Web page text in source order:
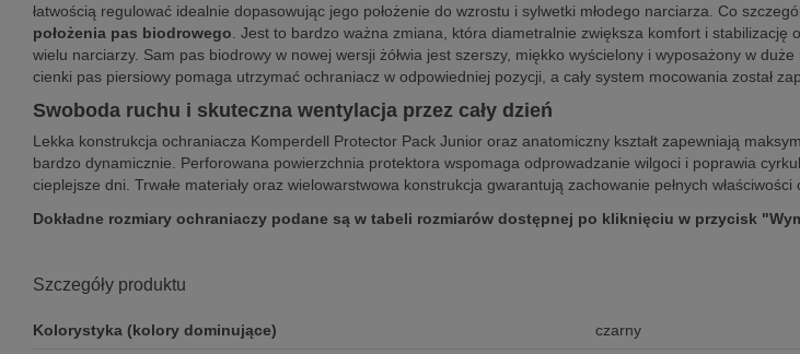
łatwością regulować idealnie dopasowując jego położenie do wzrostu i sylwetki młodego narciarza. Co
położenia pas biodrowego . Jest to bardzo ważna zmiana, która diametralnie zwiększa komfort i
wielu narciarzy. Sam pas biodrowy w nowej wersji żółwia jest szerszy, miękko wyścielony i wyposażony w
cienki pas piersiowy pomaga utrzymać ochraniacz w odpowiedniej pozycji, a cały system mocowania został
Swoboda ruchu i skuteczna wentylacja przez cały dzień
Lekka konstrukcja ochraniacza Komperdell Protector Pack Junior oraz anatomiczny kształt zapewniają
bardzo dynamicznie. Perforowana powierzchnia protektora wspomaga odprowadzanie wilgoci i poprawia
cieplejsze dni. Trwałe materiały oraz wielowarstwowa konstrukcja gwarantują zachowanie pełnych
Dokładne rozmiary ochraniaczy podane są w tabeli rozmiarów dostępnej po kliknięciu w przycisk
Szczegóły produktu
Kolorystyka (kolory dominujące) czarny